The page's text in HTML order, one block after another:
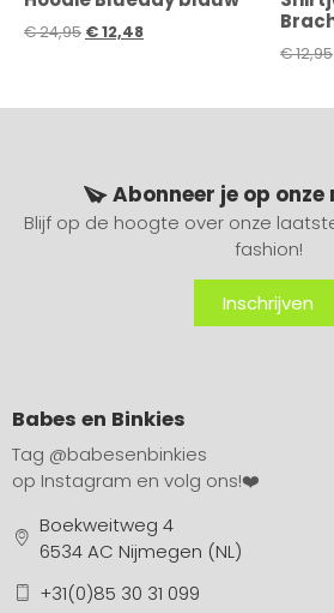
€24,95 €12,48
€12,95
Abonneer je op
Blijf op de hoogte over onze
fashion!
Inschrijven
Babes en Binkies
Tag @babesenbinkies
op Instagram en volg ons!❤️
Boekweitweg 4
6534 AC Nijmegen (NL)
+31(0)85 30 31 099